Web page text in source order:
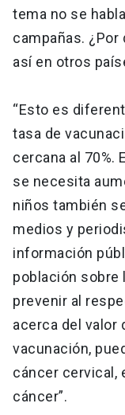
tema no se
campañas.
así en otros
“Esto es
tasa de
cercana al 70%.
se necesita
niños también
medios y
información
población sobre
prevenir al
acerca del valor
vacunación,
cáncer cervical,
cáncer”.